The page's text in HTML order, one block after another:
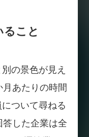
ること
の景色が見え
あたりの時間
ついて尋ねる
答した企業は全